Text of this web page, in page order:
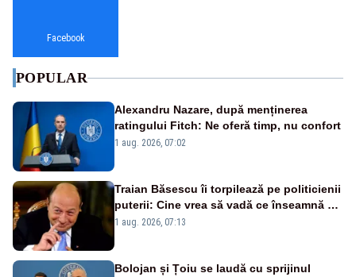
Facebook
POPULAR
Alexandru Nazare, după menținerea
ratingului Fitch: Ne oferă timp, nu confort
1 aug. 2026, 07:02
Traian Băsescu îi torpilează pe politicienii
puterii: Cine vrea să vadă ce înseamnă să
fii prost, se uită la România
1 aug. 2026, 07:13
Bolojan și Țoiu se laudă cu sprijinul